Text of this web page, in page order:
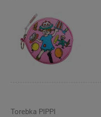
Torebka PIPPI